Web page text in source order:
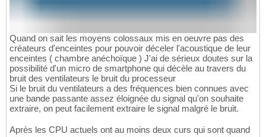
Quand on sait les moyens colossaux mis en oeuvre pas des
créateurs d'enceintes pour pouvoir déceler l'acoustique de leur
enceintes ( chambre anéchoïque ) J'ai de sérieux doutes sur la
possibilité d'un micro de smartphone qui décèle au travers du
bruit des ventilateurs le bruit du processeur
Si le bruit du ventilateurs a des fréquences bien connues avec
une bande passante assez éloignée du signal qu'on souhaite
extraire, on peut facilement extraire le signal malgré le bruit.
Après les CPU actuels ont au moins deux curs qui sont quand